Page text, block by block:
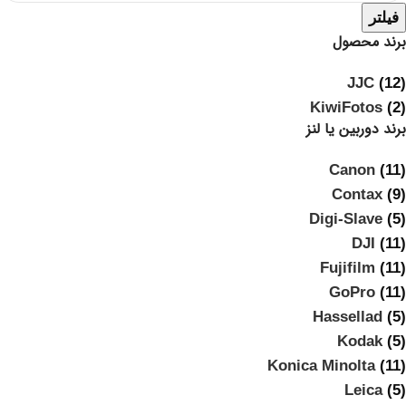
فیلتر
برند محصول
JJC (12)
KiwiFotos (2)
برند دوربین یا لنز
Canon (11)
Contax (9)
Digi-Slave (5)
DJI (11)
Fujifilm (11)
GoPro (11)
Hassellad (5)
Kodak (5)
Konica Minolta (11)
Leica (5)